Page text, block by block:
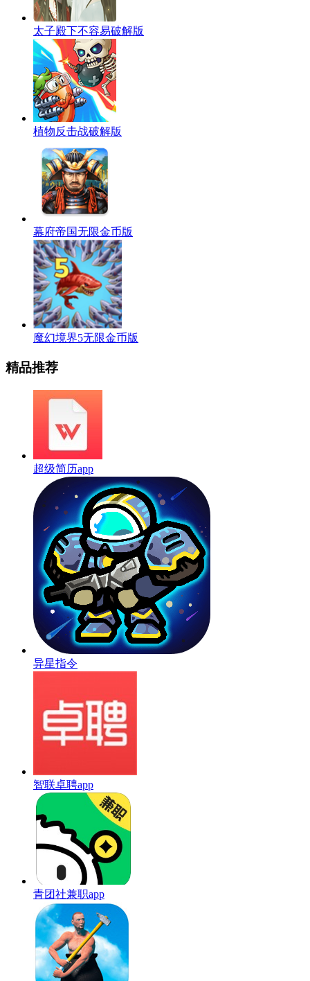
太子殿下不容易破解版
植物反击战破解版
幕府帝国无限金币版
魔幻境界5无限金币版
精品推荐
超级简历app
异星指令
智联卓聘app
青团社兼职app